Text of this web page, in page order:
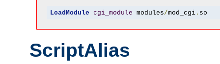
LoadModule cgi_module modules/mod_cgi. so
ScriptAlias